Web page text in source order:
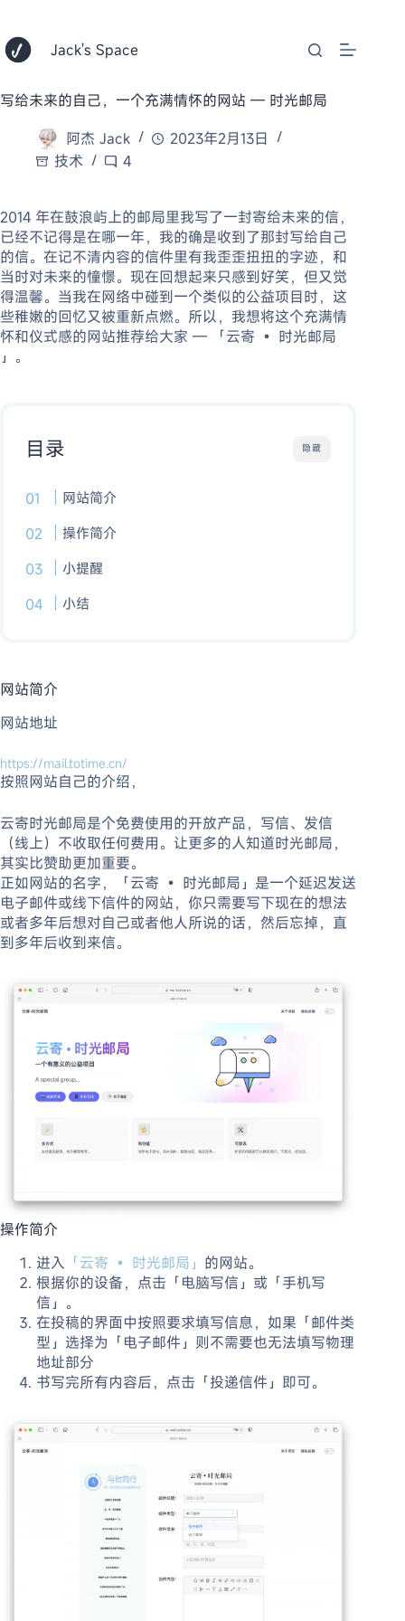
内
Jack's Space
写给未来的自己，一个充满情怀的网站 — 时光邮局
阿杰 Jack
2023年2月13日
技术
4
2014 年在鼓浪屿上的邮局里我写了一封寄给未来的信，
已经不记得是在哪一年，我的确是收到了那封写给自己
的信。在记不清内容的信件里有我歪歪扭扭的字迹，和
当时对未来的憧憬。现在回想起来只感到好笑，但又觉
得温馨。当我在网络中碰到一个类似的公益项目时，这
些稚嫩的回忆又被重新点燃。所以，我想将这个充满情
怀和仪式感的网站推荐给大家 — 「云寄 • 时光邮局
」。
隐藏
目录
网站简介
操作简介
小提醒
小结
网站简介
网站地址
https://mail.totime.cn/
按照网站自己的介绍，
云寄时光邮局是个免费使用的开放产品，写信、发信
（线上）不收取任何费用。让更多的人知道时光邮局，
其实比赞助更加重要。
正如网站的名字，「云寄 • 时光邮局」是一个延迟发送
电子邮件或线下信件的网站，你只需要写下现在的想法
或者多年后想对自己或者他人所说的话，然后忘掉，直
到多年后收到来信。
操作简介
进入 「云寄 • 时光邮局」 的网站。
根据你的设备，点击「电脑写信」或「手机写
信」。
在投稿的界面中按照要求填写信息，如果「邮件类
型」选择为「电子邮件」则不需要也无法填写物理
地址部分
书写完所有内容后，点击「投递信件」即可。